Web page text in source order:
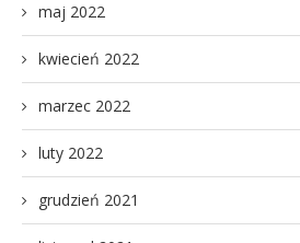
maj 2022
kwiecień 2022
marzec 2022
luty 2022
grudzień 2021